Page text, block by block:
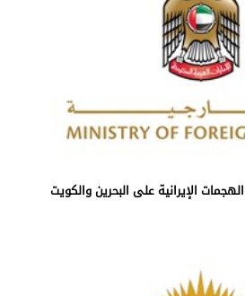
الإيرانية على البحرين والكويت